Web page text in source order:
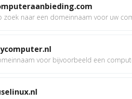
zoek naar een domeinnaam voor uw
voor bijvoorbeeld een